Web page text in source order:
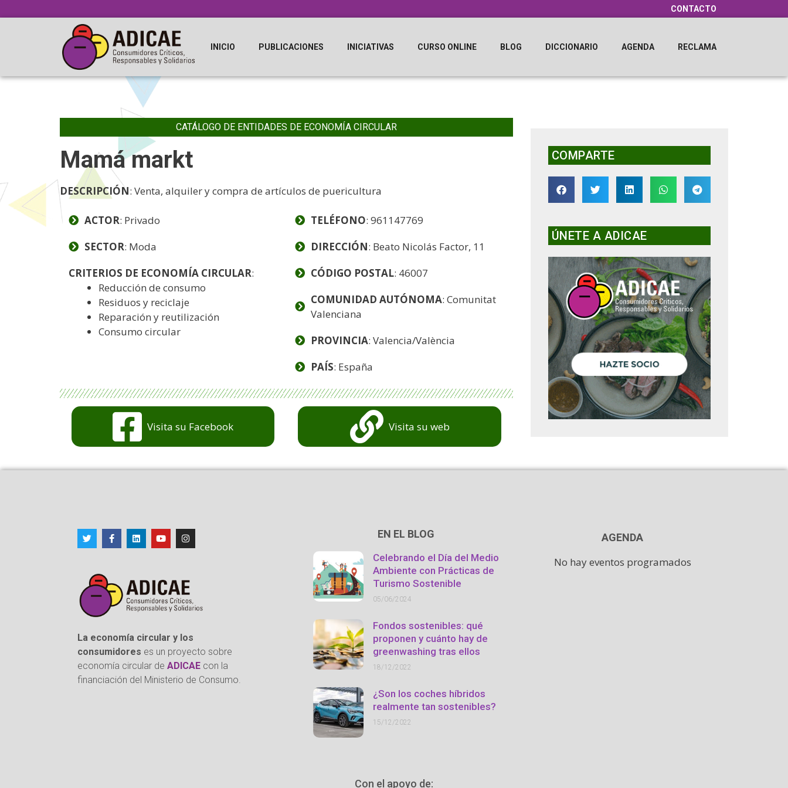
CONTACTO
INICIO PUBLICACIONES INICIATIVAS CURSO ONLINE BLOG DICCIONARIO AGENDA RECLAMA
CATÁLOGO DE ENTIDADES DE ECONOMÍA CIRCULAR
Mamá markt
DESCRIPCIÓN: Venta, alquiler y compra de artículos de puericultura
ACTOR: Privado
SECTOR: Moda
CRITERIOS DE ECONOMÍA CIRCULAR:
Reducción de consumo
Residuos y reciclaje
Reparación y reutilización
Consumo circular
TELÉFONO: 961147769
DIRECCIÓN: Beato Nicolás Factor, 11
CÓDIGO POSTAL: 46007
COMUNIDAD AUTÓNOMA: Comunitat
Valenciana
PROVINCIA: Valencia/València
PAÍS: España
Visita su Facebook Visita su web
COMPARTE
ÚNETE A ADICAE
La economía circular y los
consumidores es un proyecto sobre
economía circular de ADICAE con la
financiación del Ministerio de Consumo.
EN EL BLOG
Celebrando el Día del Medio
Ambiente con Prácticas de
Turismo Sostenible
05/06/2024
Fondos sostenibles: qué
proponen y cuánto hay de
greenwashing tras ellos
18/12/2022
¿Son los coches híbridos
realmente tan sostenibles?
15/12/2022
AGENDA
No hay eventos programados
Con el apoyo de: